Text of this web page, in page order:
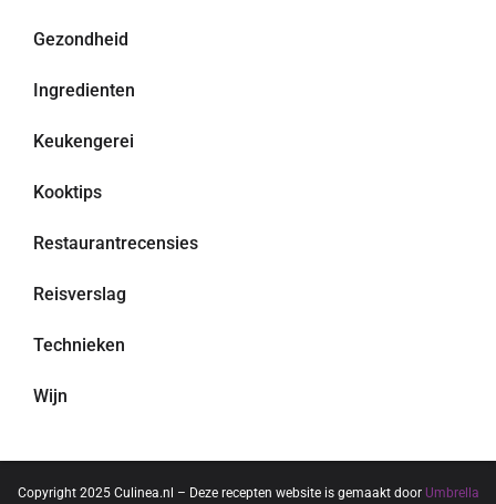
Gezondheid
Ingredienten
Keukengerei
Kooktips
Restaurantrecensies
Reisverslag
Technieken
Wijn
Copyright 2025 Culinea.nl – Deze recepten website is gemaakt door Umbrella